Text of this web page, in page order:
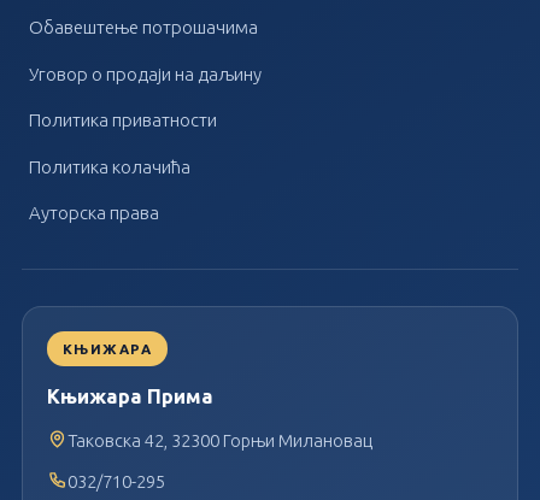
Обавештење потрошачима
Уговор о продаји на даљину
Политика приватности
Политика колачића
Ауторска права
КЊИЖАРА
Књижара Прима
Таковска 42, 32300 Горњи Милановац
032/710-295